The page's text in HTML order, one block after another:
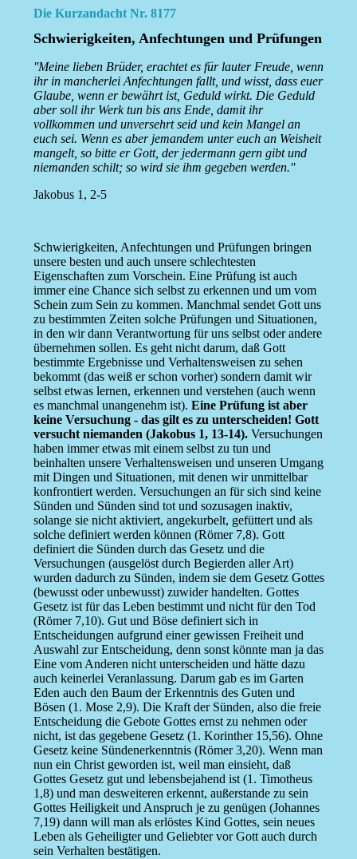
Die Kurzandacht Nr. 8177
Schwierigkeiten, Anfechtungen und Prüfungen
''Meine lieben Brüder, erachtet es für lauter Freude, wenn
ihr in mancherlei Anfechtungen fallt, und wisst, dass euer
Glaube, wenn er bewährt ist, Geduld wirkt. Die Geduld
aber soll ihr Werk tun bis ans Ende, damit ihr
vollkommen und unversehrt seid und kein Mangel an
euch sei. Wenn es aber jemandem unter euch an Weisheit
mangelt, so bitte er Gott, der jedermann gern gibt und
niemanden schilt; so wird sie ihm gegeben werden.''
Jakobus 1, 2-5
Schwierigkeiten, Anfechtungen und Prüfungen bringen
unsere besten und auch unsere schlechtesten
Eigenschaften zum Vorschein. Eine Prüfung ist auch
immer eine Chance sich selbst zu erkennen und um vom
Schein zum Sein zu kommen. Manchmal sendet Gott uns
zu bestimmten Zeiten solche Prüfungen und Situationen,
in den wir dann Verantwortung für uns selbst oder andere
übernehmen sollen. Es geht nicht darum, daß Gott
bestimmte Ergebnisse und Verhaltensweisen zu sehen
bekommt (das weiß er schon vorher) sondern damit wir
selbst etwas lernen, erkennen und verstehen (auch wenn
es manchmal unangenehm ist). Eine Prüfung ist aber
keine Versuchung - das gilt es zu unterscheiden! Gott
versucht niemanden (Jakobus 1, 13-14).Versuchungen
haben immer etwas mit einem selbst zu tun und
beinhalten unsere Verhaltensweisen und unseren Umgang
mit Dingen und Situationen, mit denen wir unmittelbar
konfrontiert werden. Versuchungen an für sich sind keine
Sünden und Sünden sind tot und sozusagen inaktiv,
solange sie nicht aktiviert, angekurbelt, gefüttert und als
solche definiert werden können (Römer 7,8). Gott
definiert die Sünden durch das Gesetz und die
Versuchungen (ausgelöst durch Begierden aller Art)
wurden dadurch zu Sünden, indem sie dem Gesetz Gottes
(bewusst oder unbewusst) zuwider handelten. Gottes
Gesetz ist für das Leben bestimmt und nicht für den Tod
(Römer 7,10). Gut und Böse definiert sich in
Entscheidungen aufgrund einer gewissen Freiheit und
Auswahl zur Entscheidung, denn sonst könnte man ja das
Eine vom Anderen nicht unterscheiden und hätte dazu
auch keinerlei Veranlassung. Darum gab es im Garten
Eden auch den Baum der Erkenntnis des Guten und
Bösen (1. Mose 2,9). Die Kraft der Sünden, also die freie
Entscheidung die Gebote Gottes ernst zu nehmen oder
nicht, ist das gegebene Gesetz (1. Korinther 15,56). Ohne
Gesetz keine Sündenerkenntnis (Römer 3,20). Wenn man
nun ein Christ geworden ist, weil man einsieht, daß
Gottes Gesetz gut und lebensbejahend ist (1. Timotheus
1,8) und man desweiteren erkennt, außerstande zu sein
Gottes Heiligkeit und Anspruch je zu genügen (Johannes
7,19) dann will man als erlöstes Kind Gottes, sein neues
Leben als Geheiligter und Geliebter vor Gott auch durch
sein Verhalten bestätigen.